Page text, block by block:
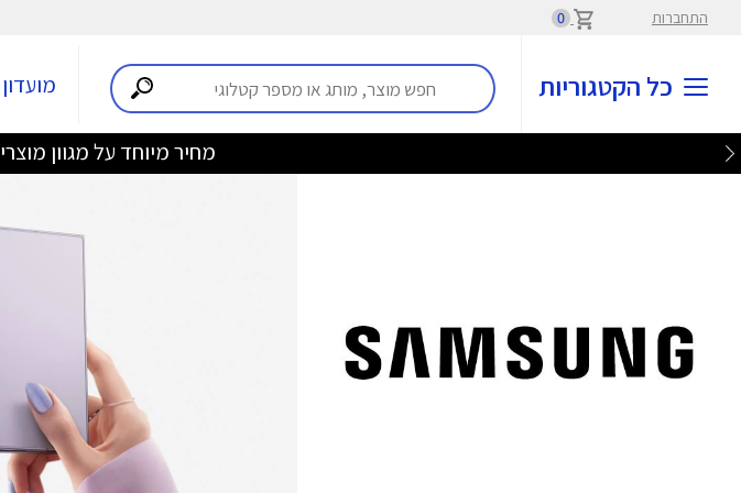
התחברות 0
כל הקטגוריות מועדון My Bug
מחיר מיוחד על מגוון מוצרי PETKIT לחברי מועדון >>